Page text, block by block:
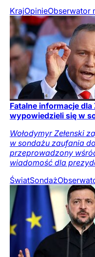
KrajOpinieObserwator
Fatalne informacje dla
wypowiedzieli się w
Wołodymyr Zełenski
w sondażu zaufania
przeprowadzony
wiadomość dla
ŚwiatSondaż